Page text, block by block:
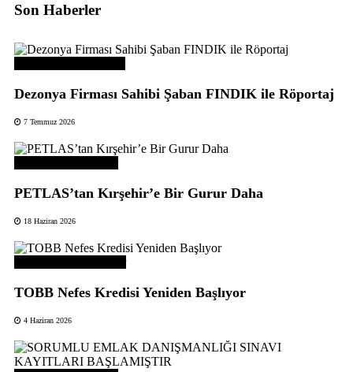
Son Haberler
Dezonya Firması Sahibi Şaban FINDIK ile Röportaj
7 Temmuz 2026
PETLAS’tan Kırşehir’e Bir Gurur Daha
18 Haziran 2026
TOBB Nefes Kredisi Yeniden Başlıyor
4 Haziran 2026